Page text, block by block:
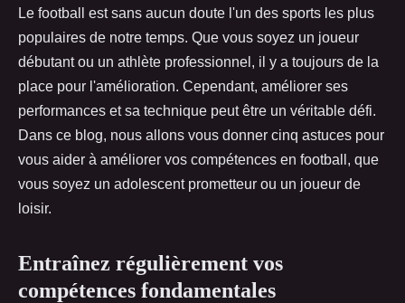
Le football est sans aucun doute l'un des sports les plus
populaires de notre temps. Que vous soyez un joueur
débutant ou un athlète professionnel, il y a toujours de la
place pour l'amélioration. Cependant, améliorer ses
performances et sa technique peut être un véritable défi.
Dans ce blog, nous allons vous donner cinq astuces pour
vous aider à améliorer vos compétences en football, que
vous soyez un adolescent prometteur ou un joueur de
loisir.
Entraînez régulièrement vos
compétences fondamentales